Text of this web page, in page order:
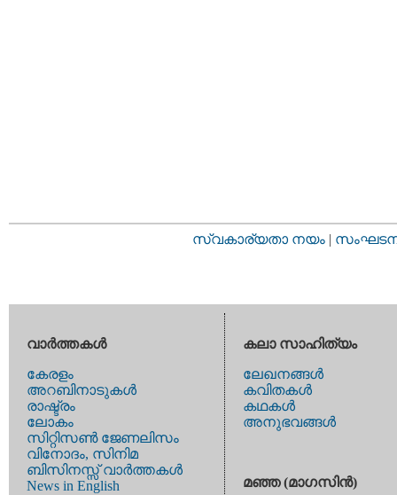
സ്വകാര്യതാ നയം |
വാര്‍ത്തകള്‍
കേരളം
അറബിനാടുകള്‍
രാഷ്ട്രം
ലോകം
സിറ്റിസണ്‍ ജേണലിസം
വിനോദം, സിനിമ
ബിസിനസ്സ് വാര്‍ത്തകള്‍
News in English
കലാ സാഹിത്യം
ലേഖനങ്ങള്‍
കവിതകള്‍
കഥകള്‍
അനുഭവങ്ങള്‍
മഞ്ഞ (മാഗസിന്‍)